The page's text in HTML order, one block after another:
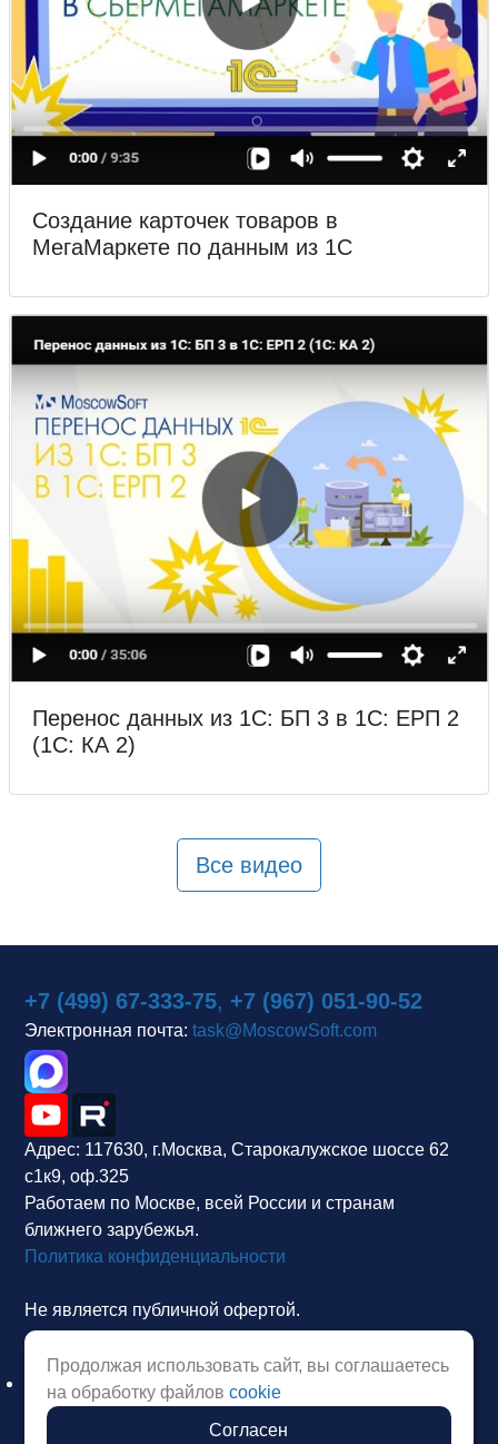
Создание карточек товаров в
МегаМаркете по данным из 1С
Перенос данных из 1С: БП 3 в 1С: ЕРП 2
(1С: КА 2)
Все видео
+7 (499) 67-333-75, +7 (967) 051-90-52
Электронная почта: task@MoscowSoft.com
Адрес: 117630, г.Москва, Старокалужское шоссе 62
с1к9, оф.325
Работаем по Москве, всей России и странам
ближнего зарубежья.
Политика конфиденциальности
Не является публичной офертой.
Продолжая использовать сайт, вы соглашаетесь
на обработку файловcookie
Согласен